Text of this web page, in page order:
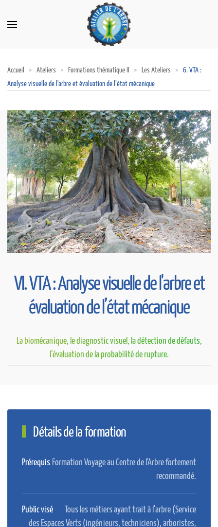
Accueil Ateliers Formations thématique II Les Ateliers
6. VTA :
Analyse visuelle de l'arbre et évaluation de l’état mécanique
VI. VTA : Analyse visuelle de l'arbre et
évaluation de l’état mécanique
La biomécanique, le diagnostic visuel, la détection de défauts,
l’évaluation de la probabilité de rupture.
Détails de la formation
Prérequis Formation Voyage au Centre de l’Arbre fortement
recommandé.
Public visé
Tous les métiers ayant trait à l'arbre (Service
des Espaces Verts (ingénieurs, techniciens), arboristes,